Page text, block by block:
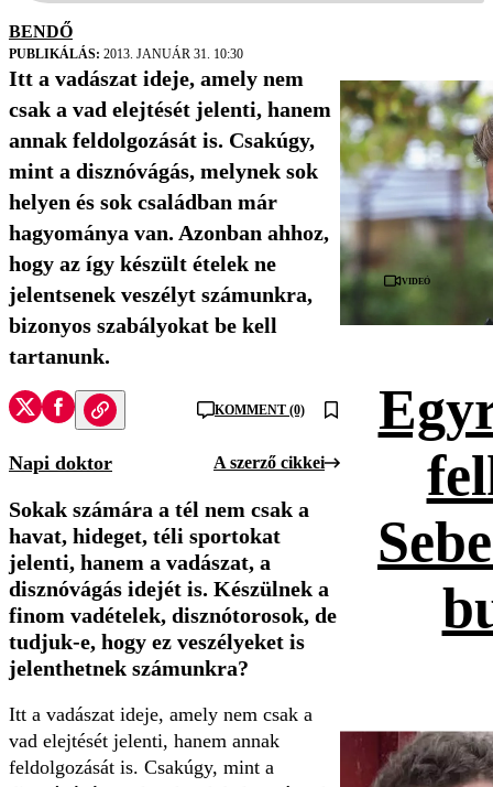
BENDŐ
PUBLIKÁLÁS: 2013. JANUÁR 31. 10:30
Itt a vadászat ideje, amely nem
csak a vad elejtését jelenti, hanem
annak feldolgozását is. Csakúgy,
mint a disznóvágás, melynek sok
helyen és sok családban már
hagyománya van. Azonban ahhoz,
hogy az így készült ételek ne
jelentsenek veszélyt számunkra,
bizonyos szabályokat be kell
tartanunk.
KOMMENT (0)
Napi doktor A szerző cikkei
Sokak számára a tél nem csak a
havat, hideget, téli sportokat
jelenti, hanem a vadászat, a
disznóvágás idejét is. Készülnek a
finom vadételek, disznótorosok, de
tudjuk-e, hogy ez veszélyeket is
jelenthetnek számunkra?
Itt a vadászat ideje, amely nem csak a
vad elejtését jelenti, hanem annak
feldolgozását is. Csakúgy, mint a
Videó